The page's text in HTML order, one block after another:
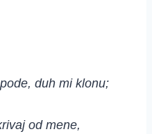
duh mi klonu;
od mene,